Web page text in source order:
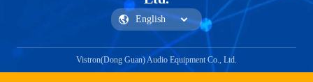
Vistron(Dong Guan) Audio Equipment Co., Ltd.